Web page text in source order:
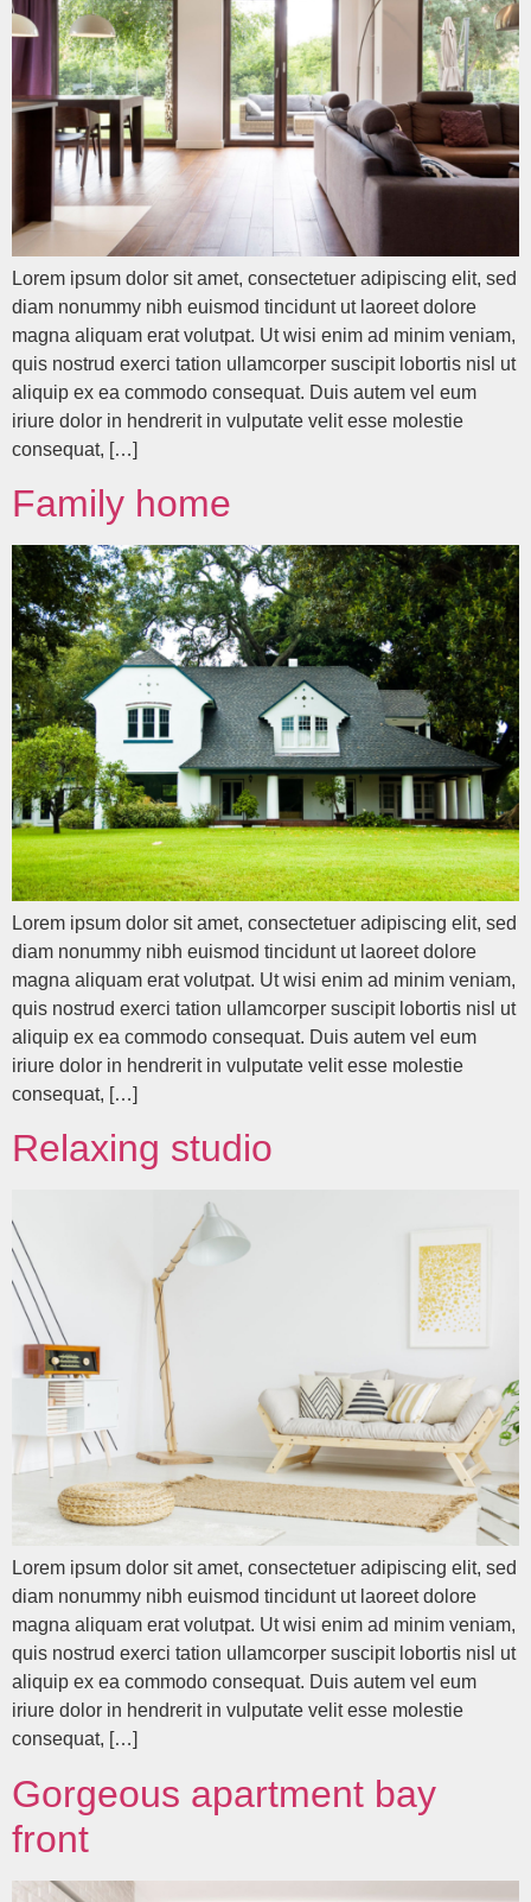
Lorem ipsum dolor sit amet, consectetuer adipiscing elit, sed
diam nonummy nibh euismod tincidunt ut laoreet dolore
magna aliquam erat volutpat. Ut wisi enim ad minim veniam,
quis nostrud exerci tation ullamcorper suscipit lobortis nisl ut
aliquip ex ea commodo consequat. Duis autem vel eum
iriure dolor in hendrerit in vulputate velit esse molestie
consequat, […]
Family home
Lorem ipsum dolor sit amet, consectetuer adipiscing elit, sed
diam nonummy nibh euismod tincidunt ut laoreet dolore
magna aliquam erat volutpat. Ut wisi enim ad minim veniam,
quis nostrud exerci tation ullamcorper suscipit lobortis nisl ut
aliquip ex ea commodo consequat. Duis autem vel eum
iriure dolor in hendrerit in vulputate velit esse molestie
consequat, […]
Relaxing studio
Lorem ipsum dolor sit amet, consectetuer adipiscing elit, sed
diam nonummy nibh euismod tincidunt ut laoreet dolore
magna aliquam erat volutpat. Ut wisi enim ad minim veniam,
quis nostrud exerci tation ullamcorper suscipit lobortis nisl ut
aliquip ex ea commodo consequat. Duis autem vel eum
iriure dolor in hendrerit in vulputate velit esse molestie
consequat, […]
Gorgeous apartment bay
front